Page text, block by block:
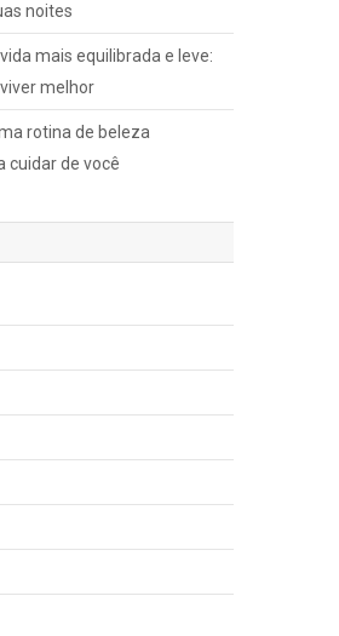
noites
mais equilibrada e leve:
melhor
rotina de beleza
cuidar de você